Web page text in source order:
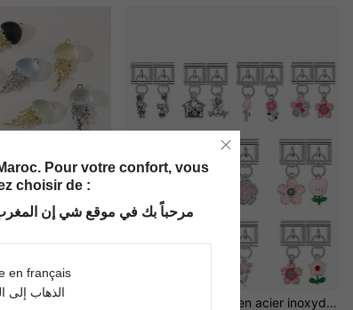
liquides, convient pour collier, bracelet, boucle d'oreille, porte-clés, décoration de sac unisexe hip-hop, accessoires estivaux de plage DIY, charms pour la confection de bijoux, convient pour un port toute l'année, beau cadeau pour les femmes Bracelet modulaire en acier inoxydable à section unique, à la mode et charmant. Avec des designs uniques et variés, notamment des motifs famille, couronne, fleur, meilleur ami. Convient aux femmes, couples et familles pour faire soi-même des bracelets, colliers, pendentifs et accessoires de bijouterie artisanale. Convient à tous.
Pour votre confort, vous
choisir de :
مرحباً بك في موقع شي إن
en français
الذهاب إلى